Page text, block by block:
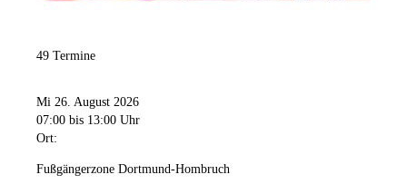
49 Termine
Mi 26. August 2026
07:00 bis 13:00 Uhr
Ort:
Fußgängerzone Dortmund-Hombruch